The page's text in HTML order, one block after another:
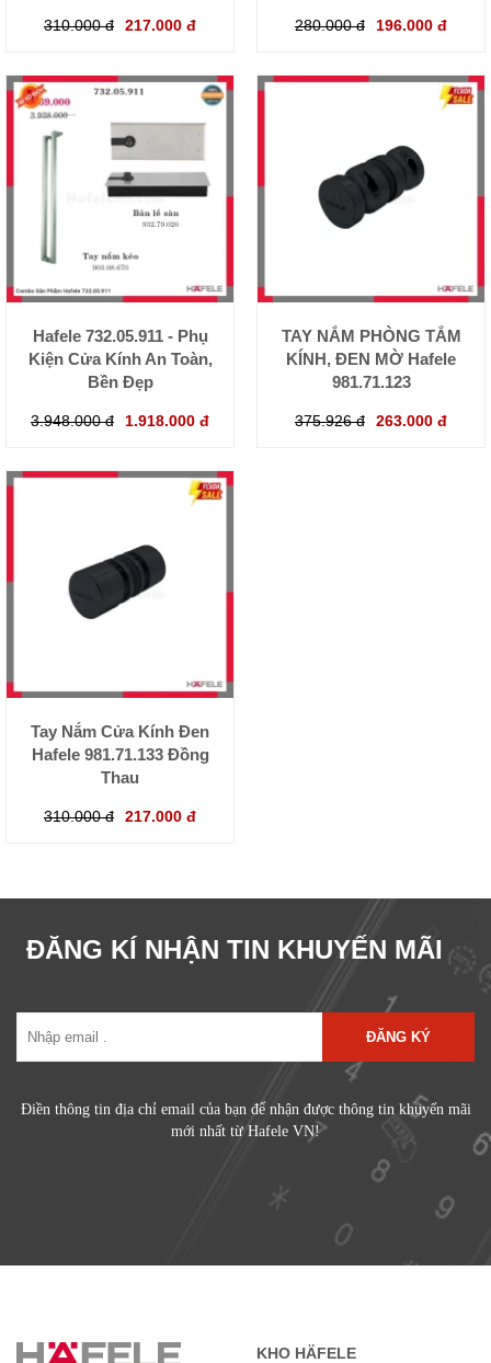
310.000 đ 217.000 đ 280.000 đ 196.000 đ
Hafele 732.05.911 - Phụ
Kiện Cửa Kính An Toàn,
Bền Đẹp
3.948.000 đ 1.918.000 đ
TAY NẮM PHÒNG TẮM
KÍNH, ĐEN MỜ Hafele
981.71.123
375.926 đ 263.000 đ
Tay Nắm Cửa Kính Đen
Hafele 981.71.133 Đồng
Thau
310.000 đ 217.000 đ
ĐĂNG KÍ NHẬN TIN KHUYẾN MÃI
ĐĂNG KÝ
Điền thông tin địa chỉ email của bạn để nhận được thông tin khuyến mãi
mới nhất từ Hafele VN!
KHO HÄFELE